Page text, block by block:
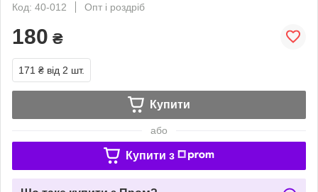
Код: 40-012
Опт і роздріб
180 ₴
171 ₴ від 2 шт.
Купити
або
Купити з